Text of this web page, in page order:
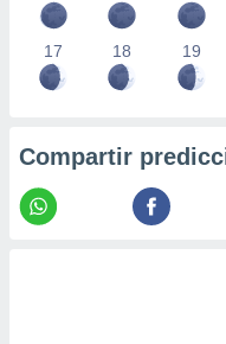
17 18 19
Compartir